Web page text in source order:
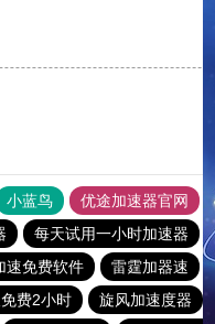
小蓝鸟 优途加速器官网
每天试用一小时加速器
速免费软件 雷霆加器速
费2小时 旋风加速度器